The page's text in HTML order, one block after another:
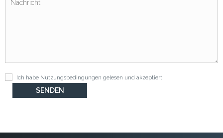
Ich habe Nutzungsbedingungen gelesen und akzeptiert